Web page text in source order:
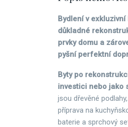
Bydlení v
důkladné
prvky domu a
pyšní perfektní
Byty po
investici nebo jako
jsou dřevěné
příprava na
baterie a sprchový